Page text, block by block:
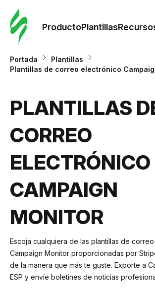
ProductoPlantillas
Portada
Plantillas
Plantillas de correo electrónico
PLANTILLAS
CORREO
ELECTRÓNICO
CAMPAIGN
MONITOR
Escoja cualquiera de las plantillas de
Campaign Monitor proporcionadas por
de la manera que más te guste. Exporte a
ESP y envíe boletines de noticias